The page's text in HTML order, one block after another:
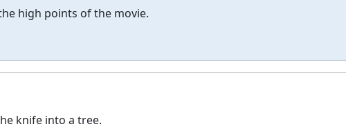
high points of the movie.
knife into a tree.